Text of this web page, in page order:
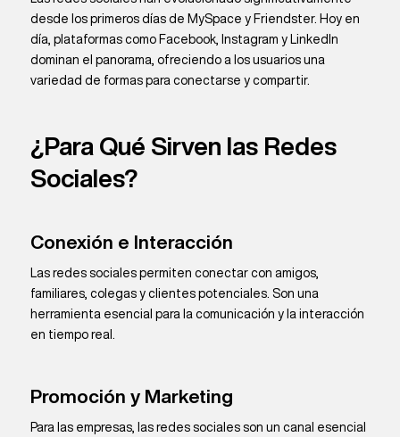
desde los primeros días de MySpace y Friendster. Hoy en
día, plataformas como Facebook, Instagram y LinkedIn
dominan el panorama, ofreciendo a los usuarios una
variedad de formas para conectarse y compartir.
¿Para Qué Sirven las Redes
Sociales?
Conexión e Interacción
Las redes sociales permiten conectar con amigos,
familiares, colegas y clientes potenciales. Son una
herramienta esencial para la comunicación y la interacción
en tiempo real.
Promoción y Marketing
Para las empresas, las redes sociales son un canal esencial